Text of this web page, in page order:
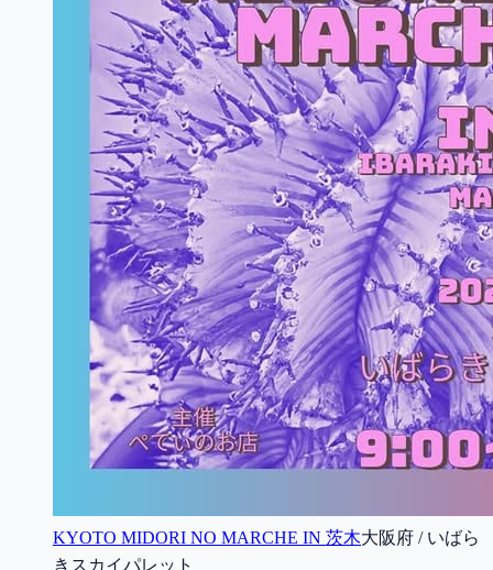
KYOTO MIDORI NO MARCHE IN 茨木大阪府 / いばら
きスカイパレット